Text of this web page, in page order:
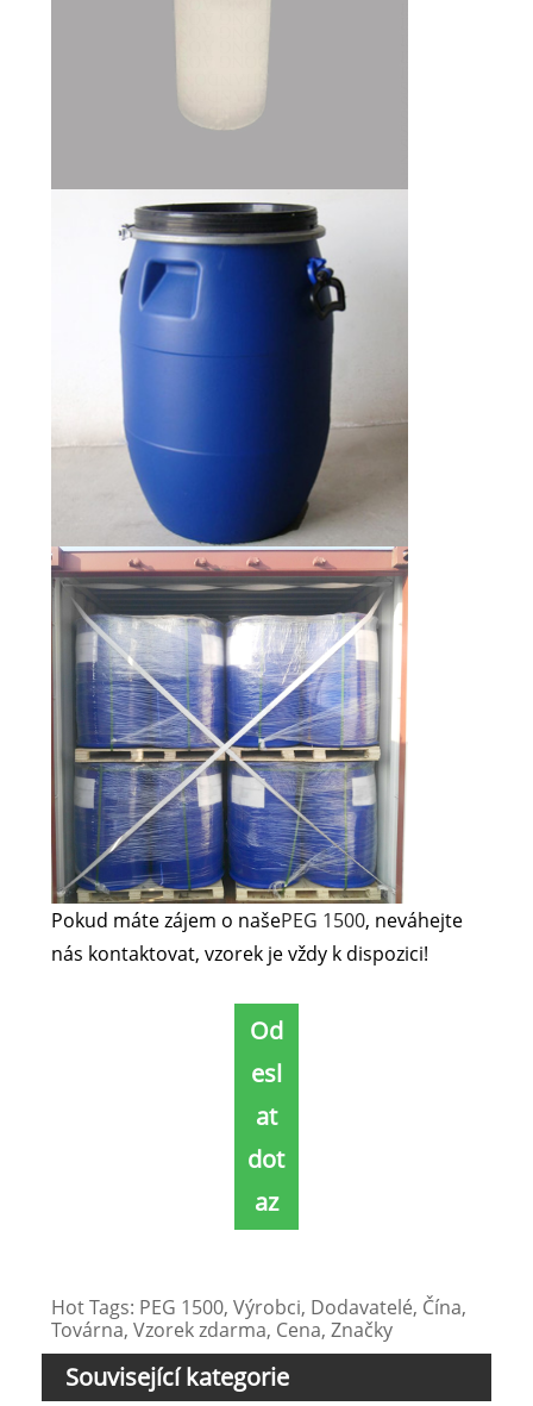
Pokud máte zájem o našePEG 1500, neváhejte
nás kontaktovat, vzorek je vždy k dispozici!
Od
esl
at
dot
az
Hot Tags: PEG 1500, Výrobci, Dodavatelé, Čína,
Továrna, Vzorek zdarma, Cena, Značky
Související kategorie